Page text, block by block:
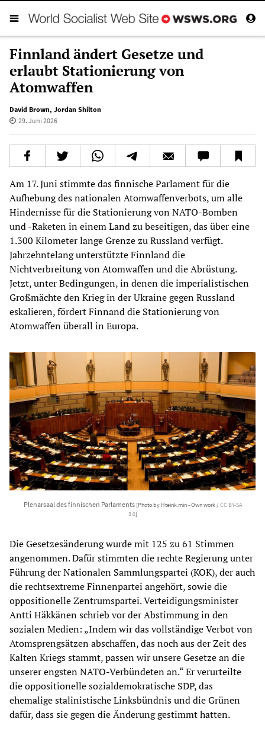
Finnland ändert Gesetze und
erlaubt Stationierung von
Atomwaffen
David Brown, Jordan Shilton
29. Juni 2026
Am 17. Juni stimmte das finnische Parlament für die
Aufhebung des nationalen Atomwaffenverbots, um alle
Hindernisse für die Stationierung von NATO-Bomben
und -Raketen in einem Land zu beseitigen, das über eine
1.300 Kilometer lange Grenze zu Russland verfügt.
Jahrzehntelang unterstützte Finnland die
Nichtverbreitung von Atomwaffen und die Abrüstung.
Jetzt, unter Bedingungen, in denen die imperialistischen
Großmächte den Krieg in der Ukraine gegen Russland
eskalieren, fördert Finnand die Stationierung von
Atomwaffen überall in Europa.
Plenarsaal des finnischen Parlaments [Photo by Hteink.min - Own work /CC BY-SA
3.0]
Die Gesetzesänderung wurde mit 125 zu 61 Stimmen
angenommen. Dafür stimmten die rechte Regierung unter
Führung der Nationalen Sammlungspartei (KOK), der auch
die rechtsextreme Finnenpartei angehört, sowie die
oppositionelle Zentrumspartei. Verteidigungsminister
Antti Häkkänen schrieb vor der Abstimmung in den
sozialen Medien: „Indem wir das vollständige Verbot von
Atomsprengsätzen abschaffen, das noch aus der Zeit des
Kalten Kriegs stammt, passen wir unsere Gesetze an die
unserer engsten NATO-Verbündeten an.“ Er verurteilte
die oppositionelle sozialdemokratische SDP, das
ehemalige stalinistische Linksbündnis und die Grünen
dafür, dass sie gegen die Änderung gestimmt hatten.